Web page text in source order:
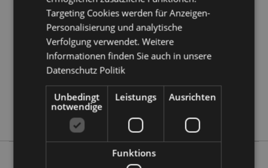
Information
Höhe 10cm Breite 9cm Tiefe 7cm
5055071792199
48
0.164000
Keine
Keine
Targeting Cookies werden für Anzeigen-
Personalisierung und analytische
Verfolgung verwendet. Weitere
Informationen finden Sie auch in unsere
Datenschutz Politik
Unbedingt
notwendige
Leistungs Ausrichten
Funktions